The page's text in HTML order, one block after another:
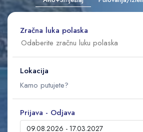
Zračna luka polaska
Lokacija
Prijava - Odjava